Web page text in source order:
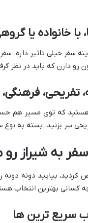
با خانواده یا
سفر خیلی تاثیر داره.
دارن که باید در نظر
تفریحی، فرهنگی،
هستید که توی مسیر هم
سر بزنید. بسته به نوع
به شیراز
کردید، بیایید دونه
کسانی بهترین انتخاب
سریع ترین ها